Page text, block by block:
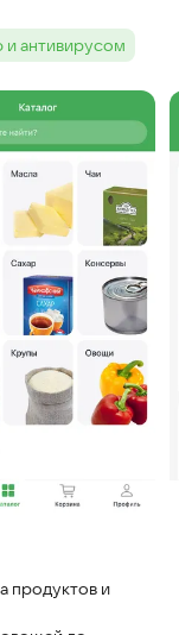
антивирусом
продуктов и